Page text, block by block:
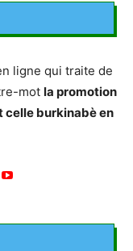
ligne qui traite de
mot la promotion
celle burkinabè en